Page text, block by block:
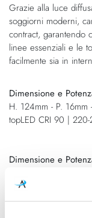
Grazie alla luce
soggiorni moderni,
contract, garantendo
linee essenziali e le
facilmente sia in
Dimensione e
H. 124mm - P.
topLED CRI 90 |
Dimensione e
topLED CRI 90 |